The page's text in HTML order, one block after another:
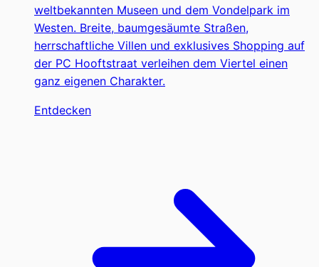
weltbekannten Museen und dem Vondelpark im
Westen. Breite, baumgesäumte Straßen,
herrschaftliche Villen und exklusives Shopping auf
der PC Hooftstraat verleihen dem Viertel einen
ganz eigenen Charakter.
Entdecken